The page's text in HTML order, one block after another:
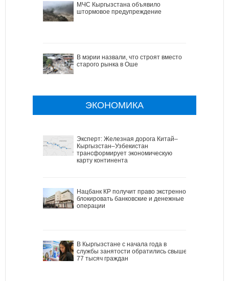
МЧС Кыргызстана объявило
штормовое предупреждение
В мэрии назвали, что строят вместо
старого рынка в Оше
ЭКОНОМИКА
Эксперт: Железная дорога Китай–
Кыргызстан–Узбекистан
трансформирует экономическую
карту континента
Нацбанк КР получит право экстренно
блокировать банковские и денежные
операции
В Кыргызстане с начала года в
службы занятости обратились свыше
77 тысяч граждан